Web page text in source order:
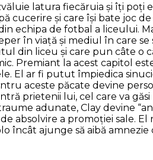
latura fiecăruia şi îţi
şi care îşi bate joc
echipa de fotbal a liceului.
în viaţă şi mediul în care
din liceu şi care pun câte o
Premiant la acest capitol
El ar fi putut împiedica
aceste păcate devine
prietenii lui, cel care va
adunate, Clay devine
absolvire a promoţiei sale.
încât ajunge să aibă